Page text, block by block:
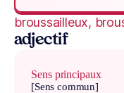
broussailleux,
adjectif
Sens principaux
[Sens commun]